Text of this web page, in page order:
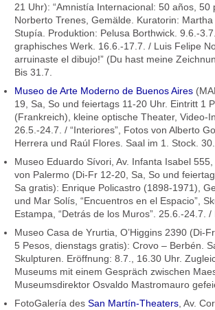
21 Uhr): “Amnistía Internacional: 50 años,
Norberto Trenes, Gemälde. Kuratorin:
Stupía. Produktion: Pelusa Borthwick. 9.6.-
graphisches Werk. 16.6.-17.7. / Luis Felipe
arruinaste el dibujo!” (Du hast meine
Bis 31.7.
Museo de Arte Moderno de Buenos Aires
19, Sa, So und feiertags 11-20 Uhr. Eintritt 1
(Frankreich), kleine optische Theater, Video-
26.5.-24.7. / “Interiores”, Fotos von Alberto
Herrera und Raúl Flores. Saal im 1. Stock.
Museo Eduardo Sívori, Av. Infanta Isabel
von Palermo (Di-Fr 12-20, Sa, So und
Sa gratis): Enrique Policastro (1898-1971),
und Mar Solís, “Encuentros en el Espacio”,
Estampa, “Detrás de los Muros”. 25.6.-24.7. /
Museo Casa de Yrurtia, O’Higgins 2390 (Di-
5 Pesos, dienstags gratis): Crovo – Berbén.
Skulpturen. Eröffnung: 8.7., 16.30 Uhr.
Museums mit einem Gespräch zwischen
Museumsdirektor Osvaldo Mastromauro
FotoGalería des San Martín-Theaters, Av.